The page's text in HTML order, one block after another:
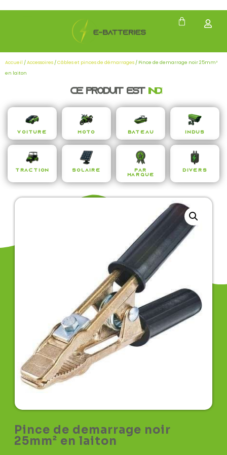
Accueil /Accessoires /Câbles et pinces de démarrages / Pince de demarrage noir 25mm²
en laiton
Ce produit estindispe
Voiture Moto Bateau Indus
Traction Solaire
Par
Marque
Divers
Pince de demarrage noir
25mm² en laiton